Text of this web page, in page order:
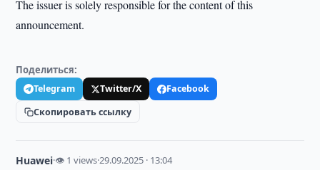
The issuer is solely responsible for the content of this
announcement.
Поделиться:
Telegram Twitter/X
Facebook
Скопировать ссылку
Huawei·👁 1 views·29.09.2025 · 13:04